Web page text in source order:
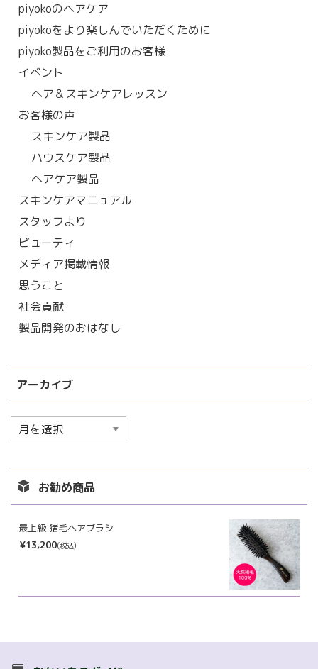
piyokoのヘアケア
piyokoをより楽しんでいただくために
piyoko製品をご利用のお客様
イベント
ヘア＆スキンケアレッスン
お客様の声
スキンケア製品
ハウスケア製品
ヘアケア製品
スキンケアマニュアル
スタッフより
ビューティ
メディア掲載情報
思うこと
社会貢献
製品開発のおはなし
アーカイブ
ア
ー
イ
ブ
お勧め商品
最上級 猪毛ヘアブラシ
¥13,200(税込)